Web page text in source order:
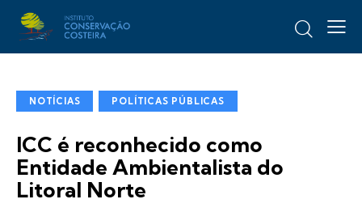
NOTÍCIAS POLÍTICAS PÚBLICAS
ICC é reconhecido como
Entidade Ambientalista do
Litoral Norte